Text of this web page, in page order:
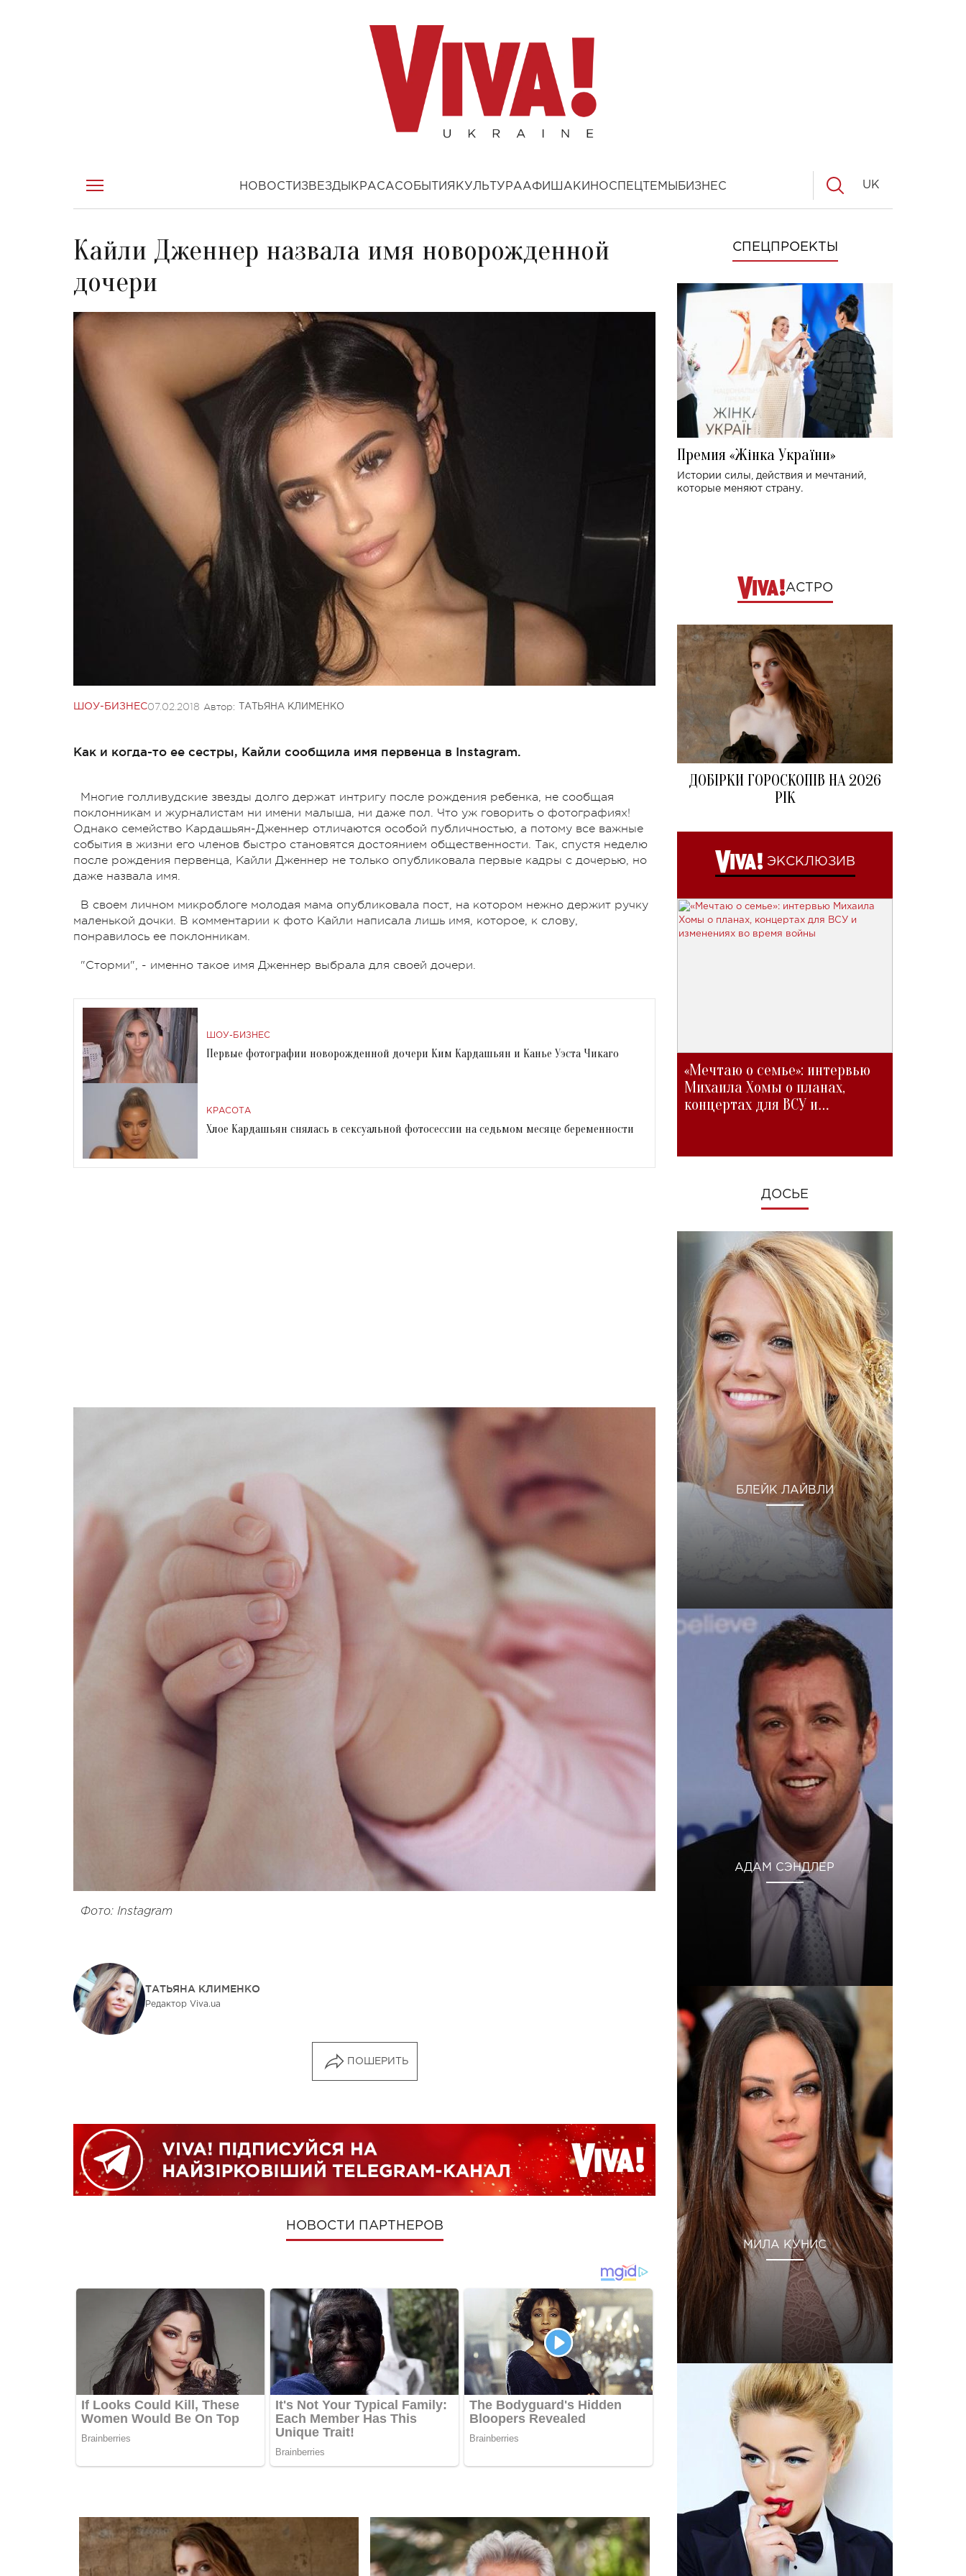
НОВОСТИ ЗВЕЗДЫ КРАСАСОБЫТИЯ КУЛЬТУРААФИША КИНОСПЕЦТЕМЫ БИЗНЕС UK
Кайли Дженнер назвала имя новорожденной
дочери
ШОУ-БИЗНЕС07.02.2018 Автор: ТАТЬЯНА КЛИМЕНКО
Как и когда-то ее сестры, Кайли сообщила имя первенца в Instagram.
Многие голливудские звезды долго держат интригу после рождения ребенка, не сообщая
поклонникам и журналистам ни имени малыша, ни даже пол. Что уж говорить о фотографиях!
Однако семейство Кардашьян-Дженнер отличаются особой публичностью, а потому все важные
события в жизни его членов быстро становятся достоянием общественности. Так, спустя неделю
после рождения первенца, Кайли Дженнер не только опубликовала первые кадры с дочерью, но
даже назвала имя.
В своем личном микроблоге молодая мама опубликовала пост, на котором нежно держит ручку
маленькой дочки. В комментарии к фото Кайли написала лишь имя, которое, к слову,
понравилось ее поклонникам.
"Сторми", - именно такое имя Дженнер выбрала для своей дочери.
ШОУ-БИЗНЕС
Первые фотографии новорожденной дочери Ким Кардашьян и Канье Уэста Чикаго
КРАСОТА
Хлое Кардашьян снялась в сексуальной фотосессии на седьмом месяце беременности
Фото: Instagram
ТАТЬЯНА КЛИМЕНКО
Редактор Viva.ua
ПОШЕРИТЬ
НОВОСТИ ПАРТНЕРОВ
СПЕЦПРОЕКТЫ
Премия «Жінка України»
Истории силы, действия и мечтаний,
которые меняют страну.
АСТРО
ДОБІРКИ ГОРОСКОПІВ НА 2026
РІК
ЭКСКЛЮЗИВ
«Мечтаю о семье»: интервью
Михаила Хомы о планах,
концертах для ВСУ и
ДОСЬЕ
БЛЕЙК ЛАЙВЛИ
АДАМ СЭНДЛЕР
МИЛА КУНИС